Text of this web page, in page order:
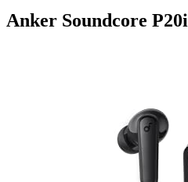
Anker Soundcore P20i